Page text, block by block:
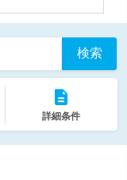
検索
詳細条件